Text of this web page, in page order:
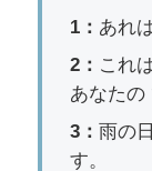
1： あれ
2： これ
あなたの
3：雨の
す。